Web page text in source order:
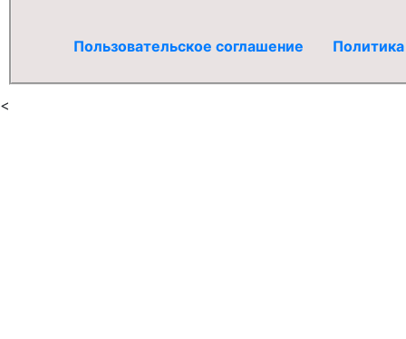
Пользовательское соглашение
<